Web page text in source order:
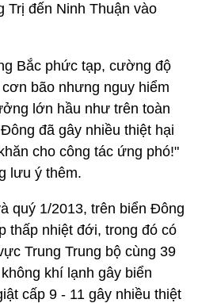
Trị đến Ninh Thuận vào
Bắc phức tạp, cường độ
bão nhưng nguy hiểm
lớn hầu như trên toàn
đã gây nhiều thiệt hại
cho công tác ứng phó!"
lưu ý thêm.
quý 1/2013, trên biển Đông
thấp nhiệt đới, trong đó có
Trung Trung bộ cùng 39
khí lạnh gây biển
cấp 9 - 11 gây nhiều thiệt